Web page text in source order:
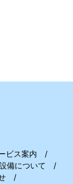
ビス案内
備について